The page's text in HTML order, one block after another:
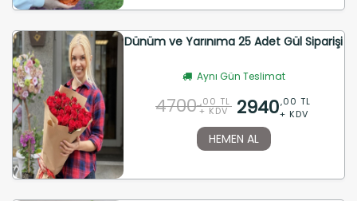
Dünüm ve Yarınıma 25 Adet Gül Siparişi
Aynı Gün Teslimat
4700 ,00 TL
+ KDV 2940,00 TL
+ KDV
HEMEN AL